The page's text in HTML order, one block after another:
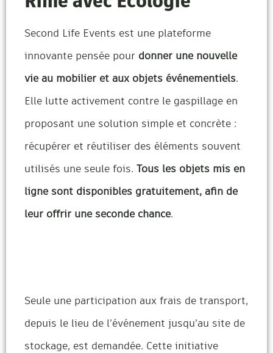
Second Life Events est une plateforme
innovante pensée pour donner une nouvelle
vie au mobilier et aux objets événementiels.
Elle lutte activement contre le gaspillage en
proposant une solution simple et concrète :
récupérer et réutiliser des éléments souvent
utilisés une seule fois. Tous les objets mis en
ligne sont disponibles gratuitement, afin de
leur offrir une seconde chance.
Seule une participation aux frais de transport,
depuis le lieu de l’événement jusqu’au site de
stockage, est demandée. Cette initiative